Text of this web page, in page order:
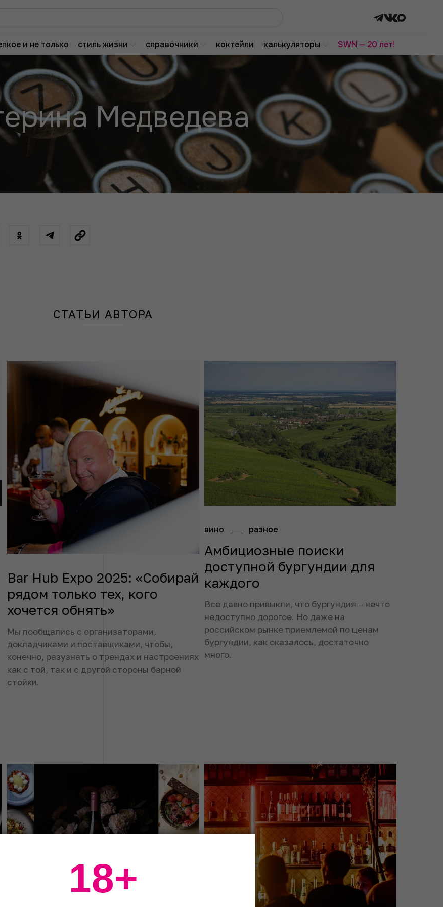
и не только стиль жизни справочники коктейли калькуляторы SWN — 20 лет!
Медведева
СТАТЬИ АВТОРА
Bar Hub Expo 2025: «Собирай
рядом только тех, кого
хочется обнять»
Мы пообщались с организаторами,
докладчиками и поставщиками, чтобы,
конечно, разузнать о трендах и настроениях
как с той, так и с другой стороны барной
стойки.
вино разное
Амбициозные поиски
доступной бургундии для
каждого
Все давно привыкли, что бургундия – нечто
недоступно дорогое. Но даже на
российском рынке приемлемой по ценам
бургундии, как оказалось, достаточно
много.
18+